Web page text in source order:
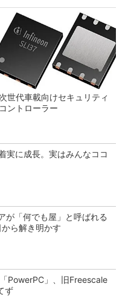
次世代車載向けセキュリティ
コントローラー
実に成長。実はみんなココ
が「何でも屋」と呼ばれる
ら解き明かす
PowerPC」、旧Freescale
ず